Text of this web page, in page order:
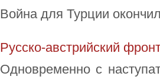
Война для Турции
Русско-австрийский
Одновременно с